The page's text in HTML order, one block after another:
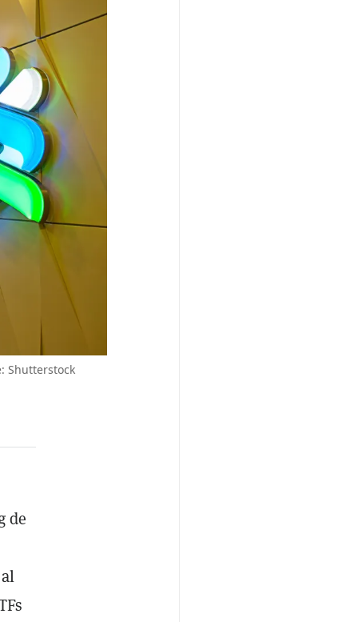
Shutterstock
de